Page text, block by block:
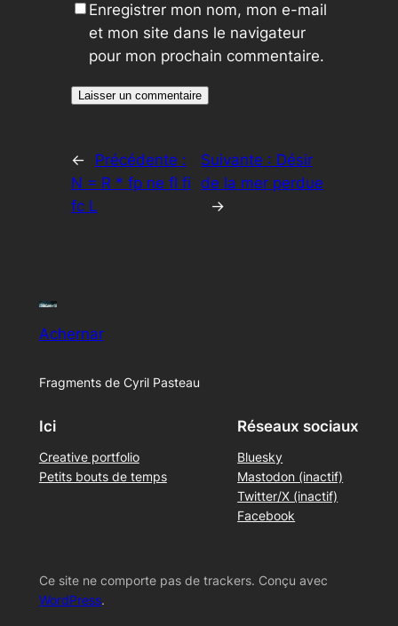
Enregistrer mon nom, mon e-mail
et mon site dans le navigateur
pour mon prochain commentaire.
←
Précédente :
N = R * fp ne fl fi
fc L
Suivante : Désir
de la mer perdue
→
Achernar
Fragments de Cyril Pasteau
Ici
Creative portfolio
Petits bouts de temps
Réseaux sociaux
Bluesky
Mastodon (inactif)
Twitter/X (inactif)
Facebook
Ce site ne comporte pas de trackers. Conçu avec
WordPress.